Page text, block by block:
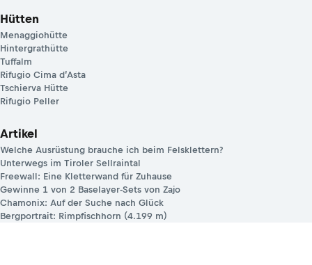
Hütten
Menaggiohütte
Hintergrathütte
Tuffalm
Rifugio Cima d’Asta
Tschierva Hütte
Rifugio Peller
Artikel
Welche Ausrüstung brauche ich beim Felsklettern?
Unterwegs im Tiroler Sellraintal
Freewall: Eine Kletterwand für Zuhause
Gewinne 1 von 2 Baselayer-Sets von Zajo
Chamonix: Auf der Suche nach Glück
Bergportrait: Rimpfischhorn (4.199 m)